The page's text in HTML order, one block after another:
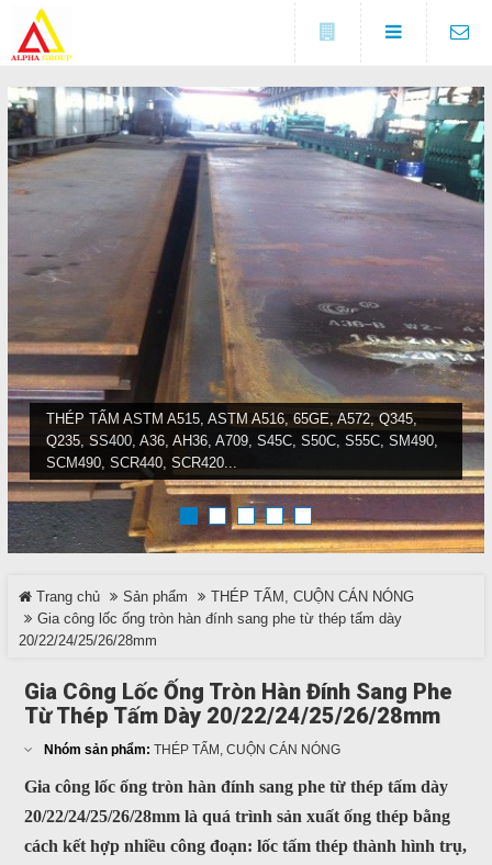
THÉP TẤM ASTM A515, ASTM A516, 65GE, A572, Q345,
Q235, SS400, A36, AH36, A709, S45C, S50C, S55C, SM490,
SCM490, SCR440, SCR420...
Trang chủ Sản phẩm
THÉP TẤM, CUỘN CÁN NÓNG
Gia công lốc ống tròn hàn đính sang phe từ thép tấm dày
20/22/24/25/26/28mm
Gia Công Lốc Ống Tròn Hàn Đính Sang Phe
Từ Thép Tấm Dày 20/22/24/25/26/28mm
Nhóm sản phẩm: THÉP TẤM, CUỘN CÁN NÓNG
Gia công lốc ống tròn hàn đính sang phe từ thép tấm dày
20/22/24/25/26/28mm là quá trình sản xuất ống thép bằng
cách kết hợp nhiều công đoạn: lốc tấm thép thành hình trụ,
DANH MỤC
Sản phẩm
Liên hệ
Đóng
TRÊN MẠNG XÃ HỘI
Facebook
Twitter
LIÊN HỆ
LIÊN HỆ
Địa chỉ
Số 5A, KCX Linh Trung 1, P
Linh Trung, TP. Thủ Đức, TP.
HCM
0937682789
(0274) 3729 333
COPYRIGHT 2016. ALL RIGHTS RESERVED